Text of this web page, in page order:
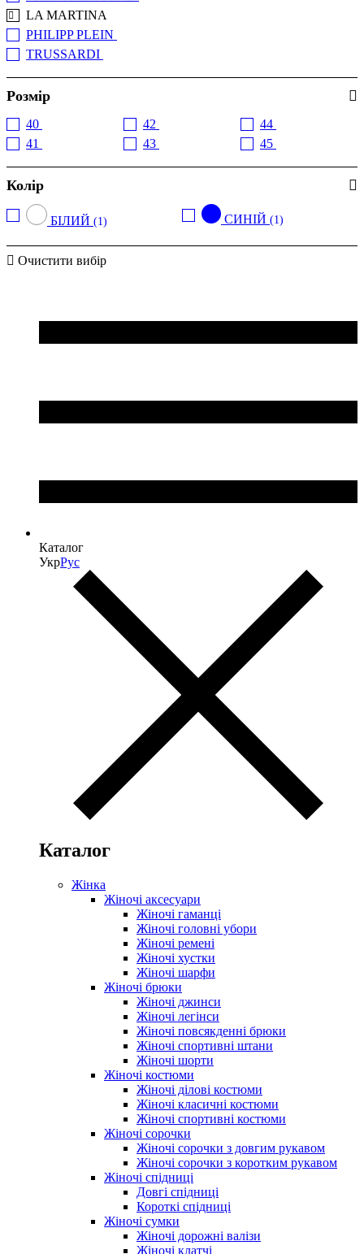
LA MARTINA
PHILIPP PLEIN
TRUSSARDI
Розмір
40
41
42
43
44
45
Колір
БІЛИЙ (1) СИНІЙ (1)
Очистити вибір
Каталог
УкрРус
Каталог
Жінка
Жіночі аксесуари
Жіночі гаманці
Жіночі головні убори
Жіночі ремені
Жіночі хустки
Жіночі шарфи
Жіночі брюки
Жіночі джинси
Жіночі легінси
Жіночі повсякденні брюки
Жіночі спортивні штани
Жіночі шорти
Жіночі костюми
Жіночі ділові костюми
Жіночі класичні костюми
Жіночі спортивні костюми
Жіночі сорочки
Жіночі сорочки з довгим рукавом
Жіночі сорочки з коротким рукавом
Жіночі спідниці
Довгі спідниці
Короткі спідниці
Жіночі сумки
Жіночі дорожні валізи
Жіночі клатчі